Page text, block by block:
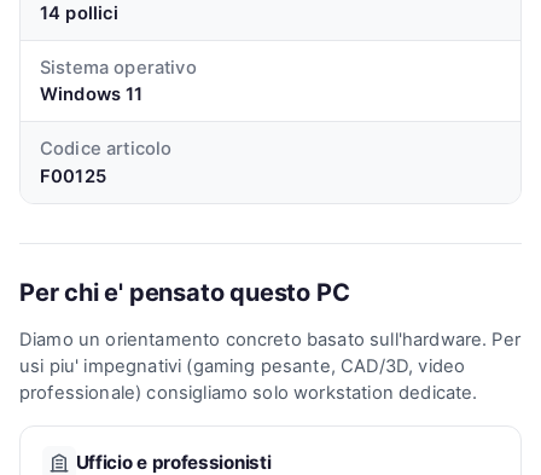
14 pollici
Sistema operativo
Windows 11
Codice articolo
F00125
Per chi e' pensato questo PC
Diamo un orientamento concreto basato sull'hardware. Per
usi piu' impegnativi (gaming pesante, CAD/3D, video
professionale) consigliamo solo workstation dedicate.
Ufficio e professionisti